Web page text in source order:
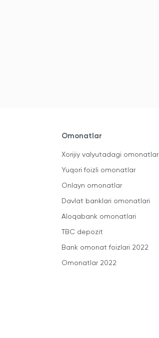
Omonatlar
Xorijiy valyutadagi omonatlar
Yuqori foizli omonatlar
Onlayn omonatlar
Davlat banklari omonatlari
Aloqabank omonatlari
TBC depozit
Bank omonat foizlari 2022
Omonatlar 2022